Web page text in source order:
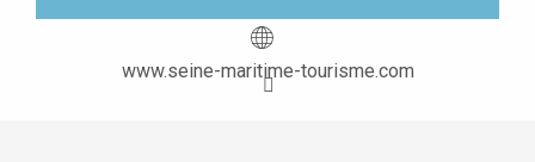
www.seine-maritime-tourisme.com